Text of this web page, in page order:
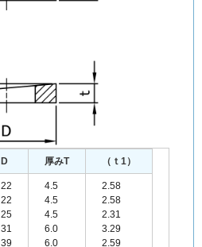
D 厚みT （ｔ1）
22
22
25
31
39
4.5
4.5
4.5
6.0
6.0
2.58
2.58
2.31
3.29
2.59